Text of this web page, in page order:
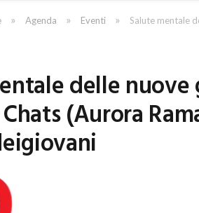
» Agenda » Eventi » Salute mentale
delle nuove
(Aurora